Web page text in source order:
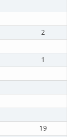
2
1
19